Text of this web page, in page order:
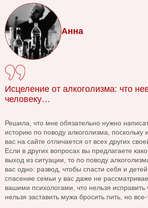
Анна
Исцеление от алкоголизма: что
человеку…
Решила, что мне обязательно нужно
историю по поводу алкоголизма, поскольку
вас на сайте отличается от всех других
Если в других вопросах вы предлагаете
выход из ситуации, то по поводу
вас одно: развод, чтобы спасти себя и
спасение семьи у вас даже не
вашими психологами, что нельзя исправить
нельзя заставить мужа бросить пить, но все-